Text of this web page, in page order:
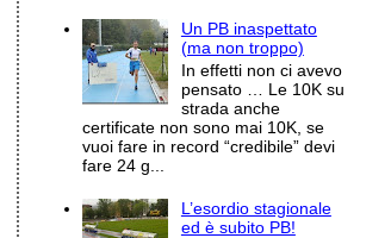
Un PB inaspettato
(ma non troppo)
In effetti non ci avevo
pensato … Le 10K su
strada anche
certificate non sono mai 10K, se
vuoi fare in record “credibile” devi
fare 24 g...
L’esordio stagionale
ed è subito PB!